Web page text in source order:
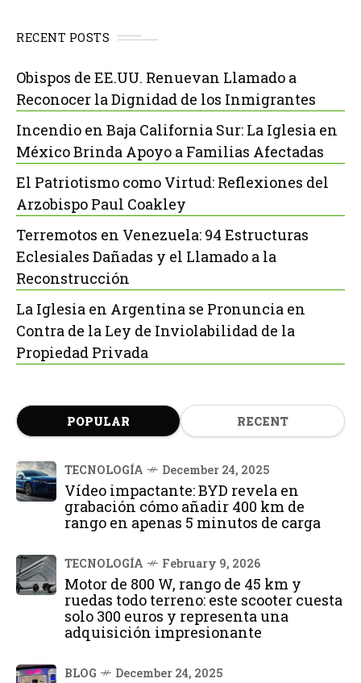
RECENT POSTS
Obispos de EE.UU. Renuevan Llamado a
Reconocer la Dignidad de los Inmigrantes
Incendio en Baja California Sur: La Iglesia en
México Brinda Apoyo a Familias Afectadas
El Patriotismo como Virtud: Reflexiones del
Arzobispo Paul Coakley
Terremotos en Venezuela: 94 Estructuras
Eclesiales Dañadas y el Llamado a la
Reconstrucción
La Iglesia en Argentina se Pronuncia en
Contra de la Ley de Inviolabilidad de la
Propiedad Privada
POPULAR RECENT
TECNOLOGÍA December 24, 2025
Vídeo impactante: BYD revela en
grabación cómo añadir 400 km de
rango en apenas 5 minutos de carga
TECNOLOGÍA February 9, 2026
Motor de 800 W, rango de 45 km y
ruedas todo terreno: este scooter cuesta
solo 300 euros y representa una
adquisición impresionante
BLOG December 24, 2025